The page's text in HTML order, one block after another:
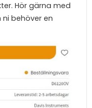
Hör gärna med
behöver en